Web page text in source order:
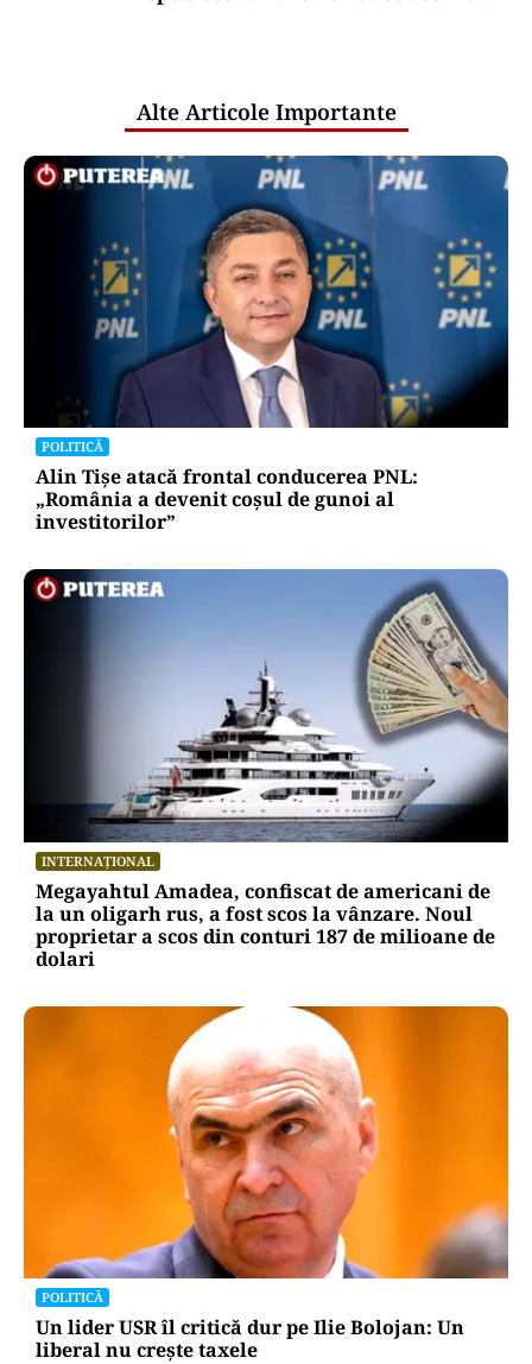
Alte Articole Importante
POLITICĂ
Alin Tișe atacă frontal conducerea PNL:
„România a devenit coșul de gunoi al
investitorilor”
INTERNAȚIONAL
Megayahtul Amadea, confiscat de americani de
la un oligarh rus, a fost scos la vânzare. Noul
proprietar a scos din conturi 187 de milioane de
dolari
POLITICĂ
Un lider USR îl critică dur pe Ilie Bolojan: Un
liberal nu crește taxele